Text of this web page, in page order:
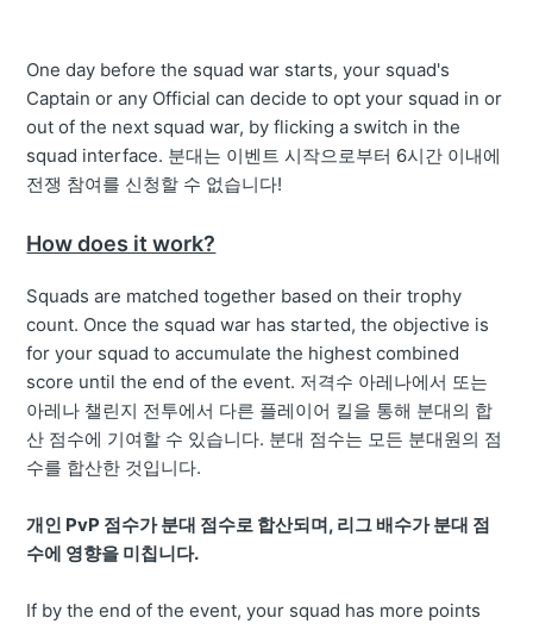
One day before the squad war starts, your squad's
Captain or any Official can decide to opt your squad in or
out of the next squad war, by flicking a switch in the
squad interface. 분대는 이벤트 시작으로부터 6시간 이내에
전쟁 참여를 신청할 수 없습니다!
How does it work?
Squads are matched together based on their trophy
count. Once the squad war has started, the objective is
for your squad to accumulate the highest combined
score until the end of the event. 저격수 아레나에서 또는
아레나 챌린지 전투에서 다른 플레이어 킬을 통해 분대의 합
산 점수에 기여할 수 있습니다. 분대 점수는 모든 분대원의 점
수를 합산한 것입니다.
개인 PvP 점수가 분대 점수로 합산되며, 리그 배수가 분대 점
수에 영향을 미칩니다.
If by the end of the event, your squad has more points